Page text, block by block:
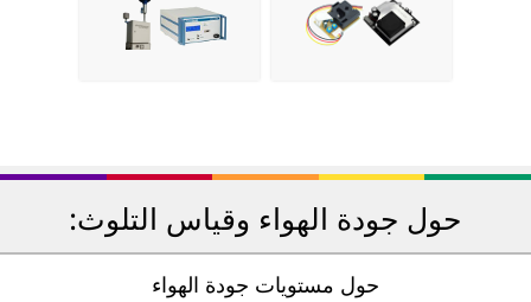
حول جودة الهواء وقياس التلوث:
حول مستويات جودة الهواء